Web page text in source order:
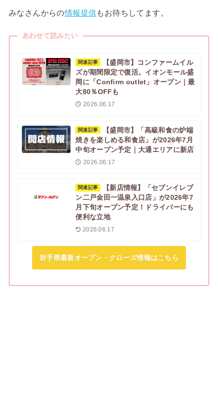
みなさんからの情報提供もお待ちしてます。
あわせて読みたい
関連記事
【盛岡市】コンファームイル
ズが期間限定で復活。イオンモール盛
岡に「Confirm outlet」オープン｜最
大80％OFFも
2026.06.17
関連記事
【盛岡市】「高級和食の炉端
焼きを楽しめる和食店」が2026年7月
中旬オープン予定｜大通エリアに新店
2026.06.17
関連記事
【新店情報】「セブンイレブ
ン二戸金田一温泉入口店」が2026年7
月下旬オープン予定！ドライバーにも
便利な立地
2026.06.17
岩手県最新オープン・クローズ情報はこちら